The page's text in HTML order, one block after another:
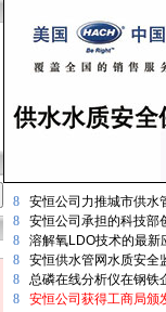
8
安恒公司力推城市供水
8
安恒公司承担的科技部
8
溶解氧LDO技术的最新
8
安恒供水管网水质安全
8
总磷在线分析仪在钢铁
8
安恒公司获得工商局颁